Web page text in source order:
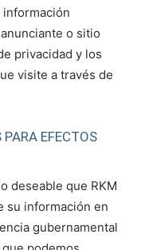
información
o sitio
privacidad y los
visite a través de
EFECTOS
deseable que RKM
su información en
gubernamental